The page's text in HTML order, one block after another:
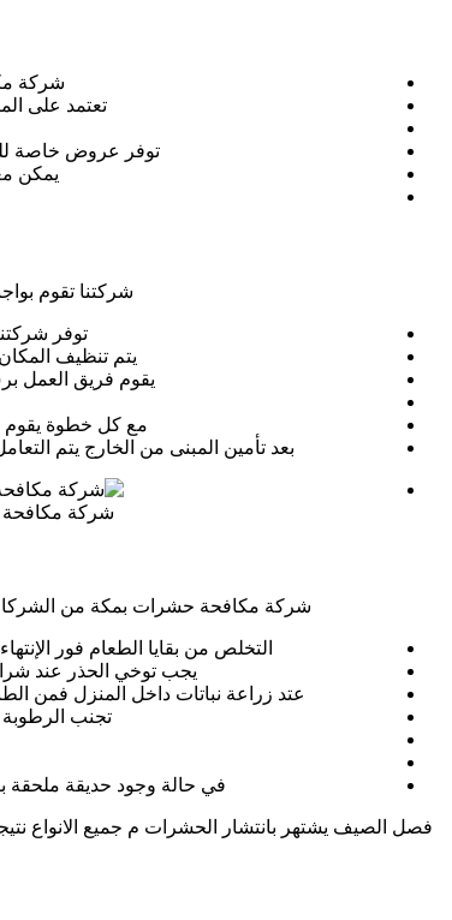
شركة
تعتمد على
توفر عروض خاصة
يمكن
شركتنا تقوم
توفر
يتم تنظيف
يقوم فريق العمل
مع كل خطوة يقوم
بعد تأمين المبنى من الخارج يتم
شركة
شركة مكافحة حشرات بمكة من الشركات
التخلص من بقايا الطعام فور
يجب توخي الحذر عند
عتد زراعة نباتات داخل المنزل فمن
تجنب
في حالة وجود حديقة ملحقة
فصل الصيف يشتهر بانتشار الحشرات م جميع الانواع